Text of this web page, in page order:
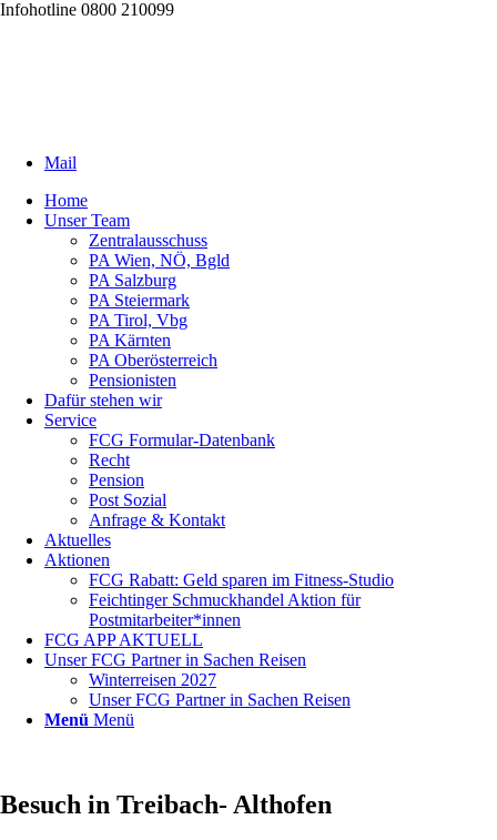
Infohotline 0800 210099
Mail
Home
Unser Team
Zentralausschuss
PA Wien, NÖ, Bgld
PA Salzburg
PA Steiermark
PA Tirol, Vbg
PA Kärnten
PA Oberösterreich
Pensionisten
Dafür stehen wir
Service
FCG Formular-Datenbank
Recht
Pension
Post Sozial
Anfrage & Kontakt
Aktuelles
Aktionen
FCG Rabatt: Geld sparen im Fitness-Studio
Feichtinger Schmuckhandel Aktion für
Postmitarbeiter*innen
FCG APP AKTUELL
Unser FCG Partner in Sachen Reisen
Winterreisen 2027
Unser FCG Partner in Sachen Reisen
Menü Menü
Besuch in Treibach- Althofen